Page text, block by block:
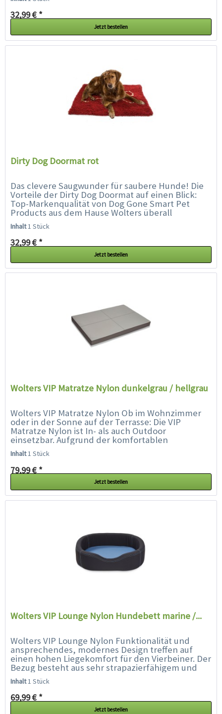
32,99 € *
Jetzt bestellen
Dirty Dog Doormat rot
Das clevere Saugwunder für saubere Hunde! Die
Vorteile der Dirty Dog Doormat auf einen Blick:
Top-Markenqualität von Dog Gone Smart Pet
Products aus dem Hause Wolters überall
einsetztbar: als Fußmatte...
Inhalt1 Stück
32,99 € *
Jetzt bestellen
Wolters VIP Matratze Nylon dunkelgrau / hellgrau
Wolters VIP Matratze Nylon Ob im Wohnzimmer
oder in der Sonne auf der Terrasse: Die VIP
Matratze Nylon ist In- als auch Outdoor
einsetzbar. Aufgrund der komfortablen
Polsterung findet der Hund einen perfekten
Ruheplatz für ein...
Inhalt1 Stück
79,99 € *
Jetzt bestellen
Wolters VIP Lounge Nylon Hundebett marine /...
Wolters VIP Lounge Nylon Funktionalität und
ansprechendes, modernes Design treffen auf
einen hohen Liegekomfort für den Vierbeiner. Der
Bezug besteht aus sehr strapazierfähigem und
formstabilen Nylon. An den hohen...
Inhalt1 Stück
69,99 € *
Jetzt bestellen